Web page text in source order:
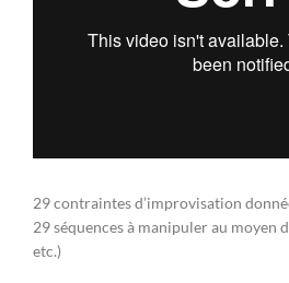
29 contraintes d’improvisation
29 séquences à manipuler au moyen
etc.)